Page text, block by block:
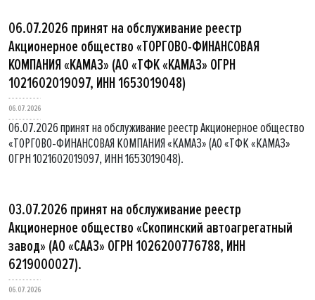
06.07.2026 принят на обслуживание реестр
Акционерное общество «ТОРГОВО-ФИНАНСОВАЯ
КОМПАНИЯ «КАМАЗ» (АО «ТФК «КАМАЗ» ОГРН
1021602019097, ИНН 1653019048)
06.07.2026
06.07.2026 принят на обслуживание реестр Акционерное общество
«ТОРГОВО-ФИНАНСОВАЯ КОМПАНИЯ «КАМАЗ» (АО «ТФК «КАМАЗ»
ОГРН 1021602019097, ИНН 1653019048).
03.07.2026 принят на обслуживание реестр
Акционерное общество «Скопинский автоагрегатный
завод» (АО «СААЗ» ОГРН 1026200776788, ИНН
6219000027).
06.07.2026